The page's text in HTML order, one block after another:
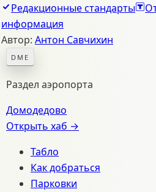
Редакционные стандарты
информация
Автор: Антон Савчихин
DME
Раздел аэропорта
Домодедово
Открыть хаб →
Табло
Как добраться
Парковки